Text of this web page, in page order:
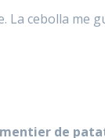
La cebolla me
de